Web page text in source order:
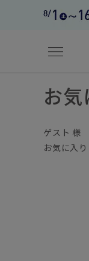
menu
お気
ゲスト 様
お気に入